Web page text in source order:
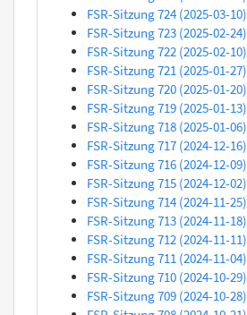
FSR-Sitzung 724 (2025-03-10)
FSR-Sitzung 723 (2025-02-24)
FSR-Sitzung 722 (2025-02-10)
FSR-Sitzung 721 (2025-01-27)
FSR-Sitzung 720 (2025-01-20)
FSR-Sitzung 719 (2025-01-13)
FSR-Sitzung 718 (2025-01-06)
FSR-Sitzung 717 (2024-12-16)
FSR-Sitzung 716 (2024-12-09)
FSR-Sitzung 715 (2024-12-02)
FSR-Sitzung 714 (2024-11-25)
FSR-Sitzung 713 (2024-11-18)
FSR-Sitzung 712 (2024-11-11)
FSR-Sitzung 711 (2024-11-04)
FSR-Sitzung 710 (2024-10-29)
FSR-Sitzung 709 (2024-10-28)